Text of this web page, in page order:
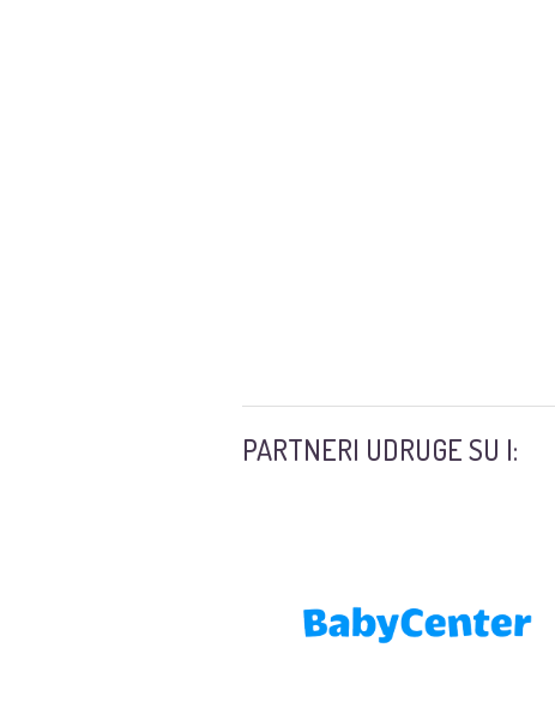
PARTNERI UDRUGE SU I: